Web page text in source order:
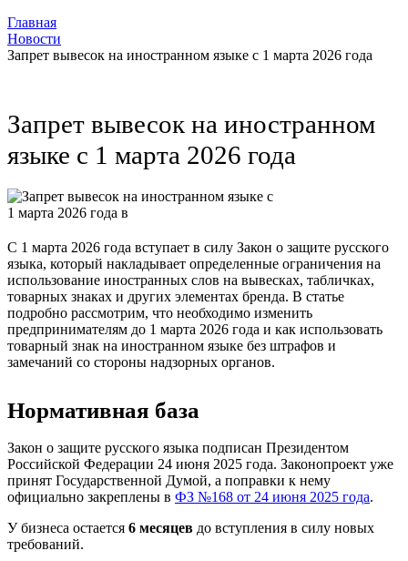
Главная
Новости
Запрет вывесок на иностранном языке с 1 марта 2026 года
Запрет вывесок на иностранном
языке с 1 марта 2026 года
С 1 марта 2026 года вступает в силу Закон о защите русского
языка, который накладывает определенные ограничения на
использование иностранных слов на вывесках, табличках,
товарных знаках и других элементах бренда. В статье
подробно рассмотрим, что необходимо изменить
предпринимателям до 1 марта 2026 года и как использовать
товарный знак на иностранном языке без штрафов и
замечаний со стороны надзорных органов.
Нормативная база
Закон о защите русского языка подписан Президентом
Российской Федерации 24 июня 2025 года. Законопроект уже
принят Государственной Думой, а поправки к нему
официально закреплены в ФЗ №168 от 24 июня 2025 года.
У бизнеса остается 6 месяцев до вступления в силу новых
требований.